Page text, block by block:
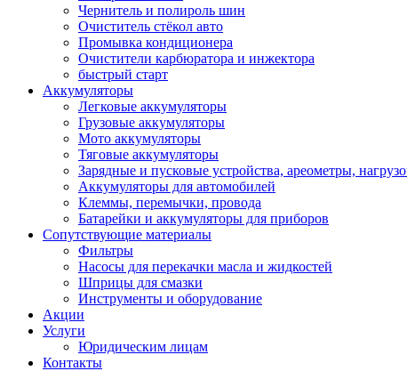
Чернитель и полироль шин
Очиститель стёкол авто
Промывка кондиционера
Очистители карбюратора и инжектора
быстрый старт
Аккумуляторы
Легковые аккумуляторы
Грузовые аккумуляторы
Мото аккумуляторы
Тяговые аккумуляторы
Зарядные и пусковые устройства, ареометры,
Аккумуляторы для автомобилей
Клеммы, перемычки, провода
Батарейки и аккумуляторы для приборов
Сопутствующие материалы
Фильтры
Насосы для перекачки масла и жидкостей
Шприцы для смазки
Инструменты и оборудование
Акции
Услуги
Юридическим лицам
Контакты